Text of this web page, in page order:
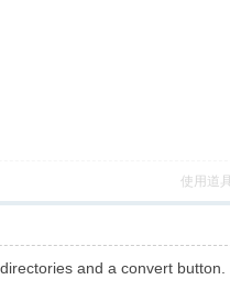
使用道具
and a convert button.